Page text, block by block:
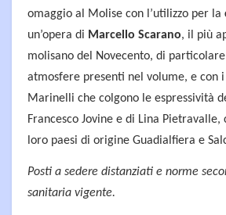
omaggio al Molise con l’utilizzo per la
un’opera di Marcello Scarano, il più
molisano del Novecento, di
atmosfere presenti nel volume, e con
Marinelli che colgono le espressività
Francesco Jovine e di Lina Pietravalle,
loro paesi di origine Guadialfiera e
Posti a sedere distanziati e norme
sanitaria vigente.